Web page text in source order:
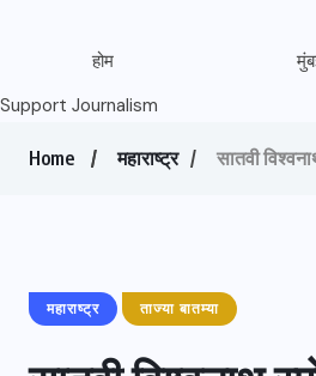
होम
Support Journalism
Home महाराष्ट्र सातवी
महाराष्ट्र ताज्या बातम्या